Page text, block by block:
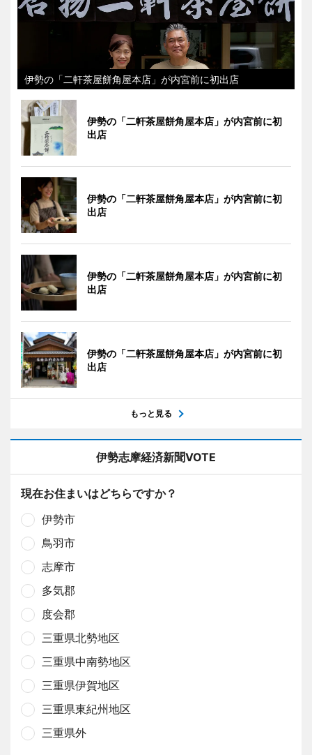
伊勢の「二軒茶屋餅角屋本店」が内宮前に初出店
伊勢の「二軒茶屋餅角屋本店」が内宮前に初
出店
伊勢の「二軒茶屋餅角屋本店」が内宮前に初
出店
伊勢の「二軒茶屋餅角屋本店」が内宮前に初
出店
伊勢の「二軒茶屋餅角屋本店」が内宮前に初
出店
もっと見る
伊勢志摩経済新聞VOTE
現在お住まいはどちらですか？
伊勢市
鳥羽市
志摩市
多気郡
度会郡
三重県北勢地区
三重県中南勢地区
三重県伊賀地区
三重県東紀州地区
三重県外